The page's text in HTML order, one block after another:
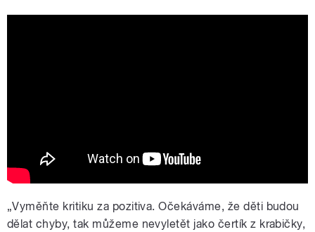
„Vyměňte kritiku za pozitiva. Očekáváme, že děti budou
dělat chyby, tak můžeme nevyletět jako čertík z krabičky,